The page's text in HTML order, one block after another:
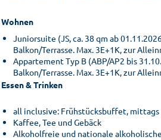
Wohnen
Juniorsuite (JS, ca. 38 qm ab
Balkon/Terrasse. Max. 3E+1K, zur
Appartement Typ B (ABP/AP2 bis
Balkon/Terrasse. Max. 3E+1K, zur
Essen & Trinken
all inclusive: Frühstücksbuffet,
Kaffee, Tee und Gebäck
Alkoholfreie und nationale